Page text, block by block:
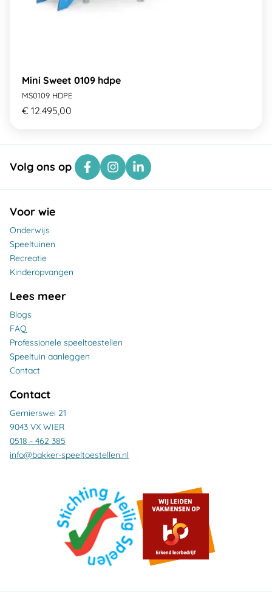
Mini Sweet 0109 hdpe
MS0109 HDPE
€ 12.495,00
Volg ons op
Voor wie
Onderwijs
Speeltuinen
Recreatie
Kinderopvangen
Lees meer
Blogs
FAQ
Professionele speeltoestellen
Speeltuin aanleggen
Contact
Contact
Gernierswei 21
9043 VX WIER
0518 - 462 385
info@bakker-speeltoestellen.nl